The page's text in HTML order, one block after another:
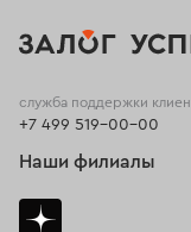
служба поддержки
+7 499 519-00-00
Наши филиалы